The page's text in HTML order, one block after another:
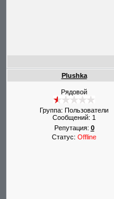
Plushka
Рядовой
Группа: Пользователи
Сообщений: 1
Репутация: 0
Статус: Offline